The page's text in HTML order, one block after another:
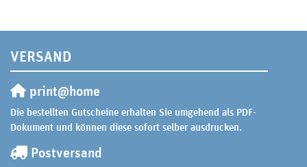
VERSAND
print@home
Die bestellten Gutscheine erhalten Sie umgehend als PDF-
Dokument und können diese sofort selber ausdrucken.
Postversand